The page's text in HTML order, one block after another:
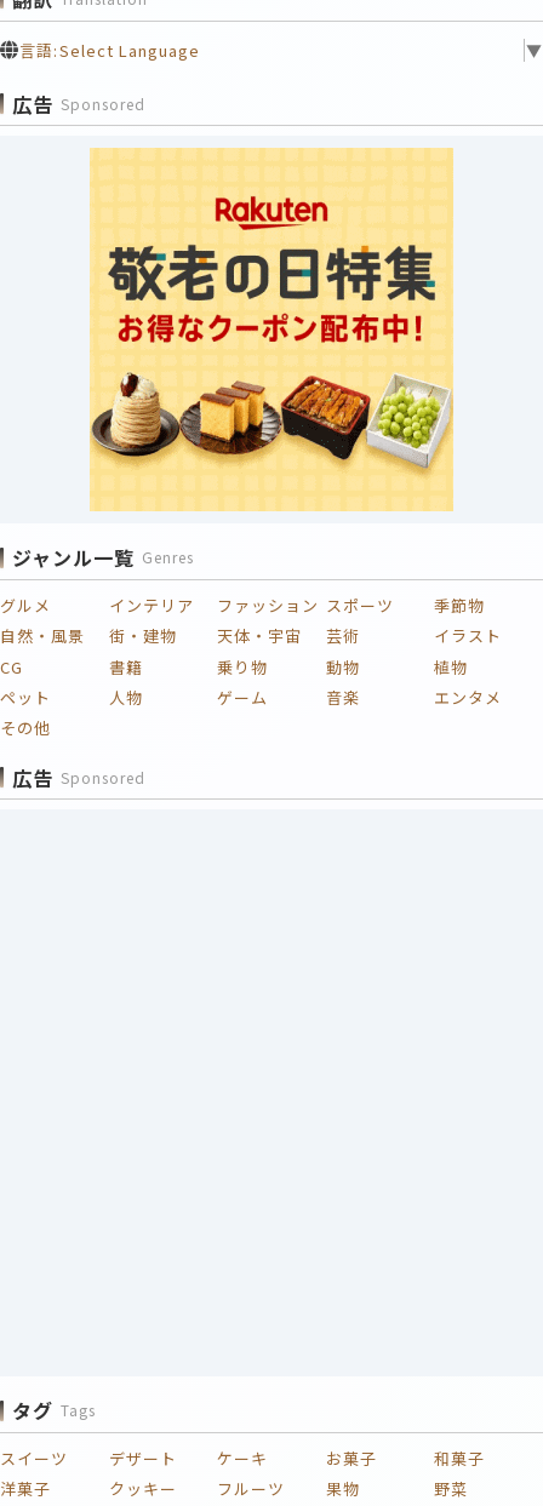
言語:Select Language ▼
広告 Sponsored
ジャンル一覧 Genres
グルメ インテリア ファッション スポーツ
季節物
自然・風景
街・建物 天体・宇宙 芸術
イラスト
CG
書籍 乗り物 動物
植物
ペット
人物 ゲーム 音楽
エンタメ
その他
広告 Sponsored
タグ Tags
スイーツ デザート ケーキ お菓子
和菓子
洋菓子
クッキー フルーツ 果物
野菜